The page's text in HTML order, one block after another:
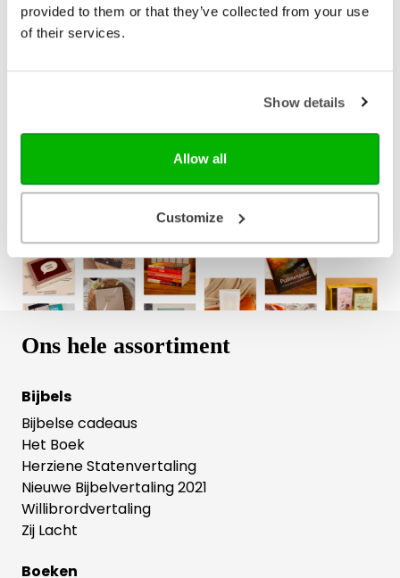
provided to them or that they’ve collected from your use
of their services.
Show details
Allow all
Customize
E-book
Gratis verzending vanaf € 20,-
Ons hele assortiment
Bijbels
Bijbelse cadeaus
Het Boek
Herziene Statenvertaling
Nieuwe Bijbelvertaling 2021
Willibrordvertaling
Zij Lacht
Boeken